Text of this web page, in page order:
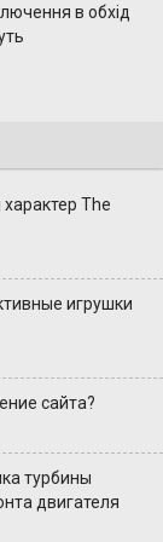
в обхід
The
игрушки
сайта?
турбины
двигателя